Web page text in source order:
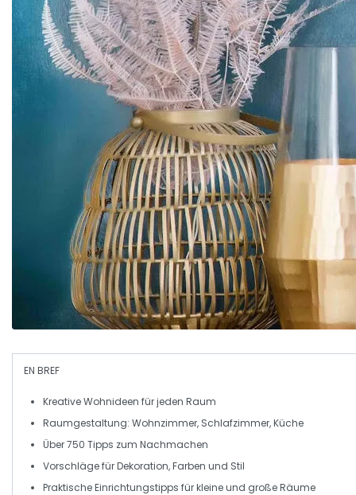
EN BREF
Kreative Wohnideen für jeden Raum
Raumgestaltung: Wohnzimmer, Schlafzimmer, Küche
Über750 Tipps zum Nachmachen
Vorschläge fürDekoration,Farben und Stil
Praktische Einrichtungstipps für kleine und große Räume